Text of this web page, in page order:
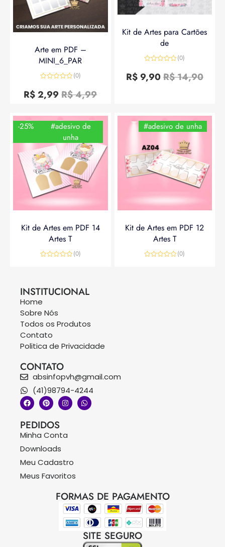
Arte em PDF –
MINI_6_PAR
0
de
(0)
R$4,99
R$2,99
Kit de Artes para Cartões
de
0
de
(0)
R$14,90
R$9,90
-25%
#adesivo de
unha
Kit de Artes em PDF 14
Artes T
(0)
#adesivo de unha
Kit de Artes em PDF 12
Artes T
(0)
INSTITUCIONAL
Home
Sobre Nós
Todos os Produtos
Contato
Politica de Privacidade
CONTATO
absinfopvh@gmail.com
(41)98794-4244
PEDIDOS
Minha Conta
Downloads
Meu Cadastro
Meus Favoritos
FORMAS DE PAGAMENTO
SITE SEGURO